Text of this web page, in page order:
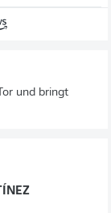
und bringt